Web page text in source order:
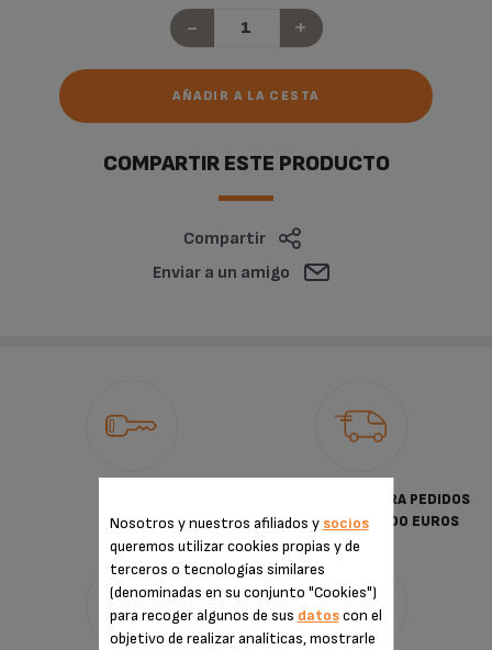
- +
AÑADIR A LA CESTA
COMPARTIR ESTE PRODUCTO
Compartir
Enviar a un amigo
SEGURO
ENVÍO GRATUITO PARA PEDIDOS
SUPERIORES A 30.00 EUROS
Nosotros y nuestros afiliados y socios
queremos utilizar cookies propias y de
terceros o tecnologías similares
(denominadas en su conjunto "Cookies")
para recoger algunos de sus datoscon el
objetivo de realizar analíticas, mostrarle